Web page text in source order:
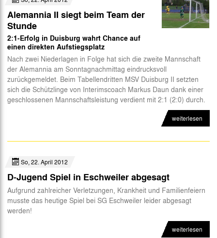
Alemannia II siegt beim Team der
Stunde
2:1-Erfolg in Duisburg wahrt Chance auf
einen direkten Aufstiegsplatz
Nach zwei Niederlagen in Folge hat sich die zweite Mannschaft
der Alemannia am Sonntagnachmittag eindrucksvoll
zurückgemeldet. Beim Tabellendritten MSV Duisburg II setzten
sich die Schützlinge von Interimscoach Markus Daun dank einer
geschlossenen Mannschaftsleistung verdient mit 2:1 (2:0) durch.
weiterlesen
So, 22. April 2012
D-Jugend Spiel in Eschweiler abgesagt
Aufgrund zahlreicher Verletzungen, Krankheit und Familienfeiern
musste das heutige Spiel bei SG Eschweiler leider abgesagt
werden!
weiterlesen